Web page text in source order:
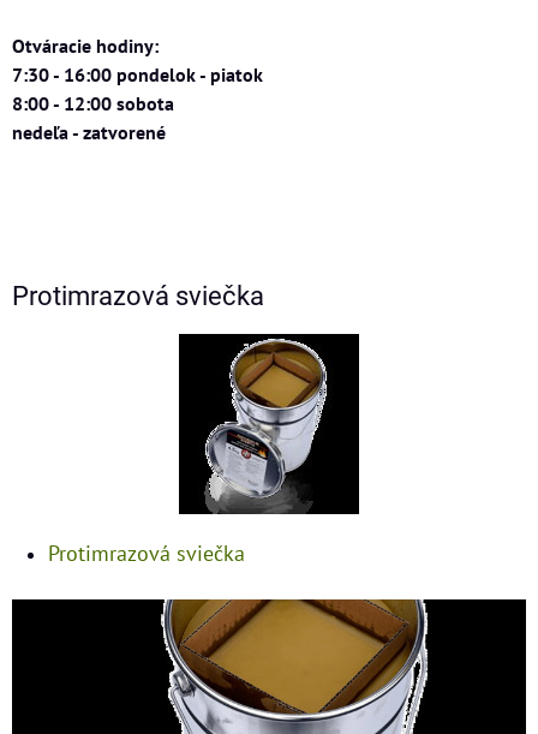
Otváracie hodiny:
7:30 - 16:00 pondelok - piatok
8:00 - 12:00 sobota
nedeľa - zatvorené
Protimrazová sviečka
Protimrazová sviečka